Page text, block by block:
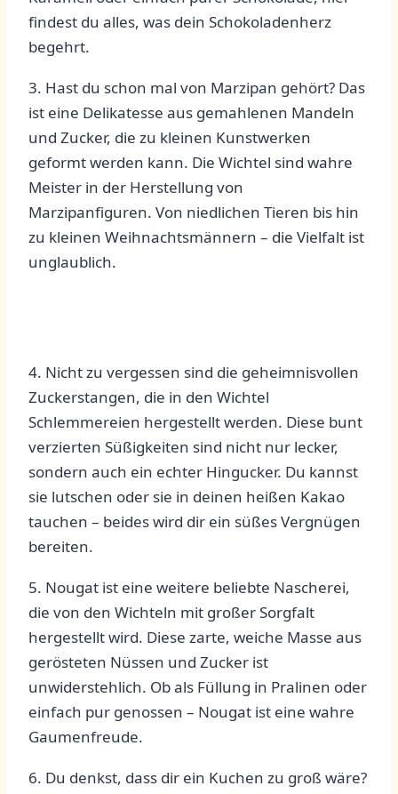
findest du alles, was⁢ dein Schokoladenherz
begehrt.
3. Hast​ du‌ schon mal​ von Marzipan gehört? Das
ist eine Delikatesse⁢ aus gemahlenen Mandeln
und Zucker, die zu kleinen Kunstwerken
geformt werden kann.⁣ Die Wichtel sind wahre​
Meister in der‌ Herstellung von
‍Marzipanfiguren. Von​ niedlichen Tieren‍ bis hin
zu ​kleinen⁣ Weihnachtsmännern – ⁢die ⁣Vielfalt ist
unglaublich.
4. Nicht zu vergessen sind die geheimnisvollen
Zuckerstangen, die in‍ den Wichtel
‌Schlemmereien hergestellt werden. Diese bunt
verzierten Süßigkeiten sind nicht⁢ nur lecker,
sondern‍ auch ein echter ‍Hingucker. Du‍ kannst
sie lutschen oder sie ‍in deinen heißen Kakao
tauchen – beides wird dir⁤ ein süßes Vergnügen
bereiten.
5. ⁣Nougat ⁢ist eine weitere⁤ beliebte Nascherei,⁢
die ‌von den Wichteln mit ‌großer ⁤Sorgfalt
hergestellt​ wird. Diese ⁤zarte,⁤ weiche ⁤Masse aus ​
gerösteten ⁤Nüssen und Zucker ist
unwiderstehlich. Ob als⁣ Füllung in Pralinen oder
einfach pur ‌genossen – Nougat ist eine‍ wahre
Gaumenfreude.
6. Du⁢ denkst, dass dir ein Kuchen zu groß wäre?